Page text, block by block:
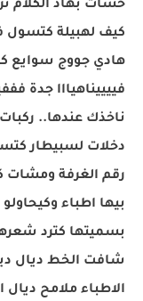
حسات بهاد الكلام
هادي جووج سوايع
ناخذك عندها..
دخلات لسبيطار
رقم الغرفة ومشات
بيها اطباء
بسميتها كترد
شافت الخط ديال
الاطباء ملامح